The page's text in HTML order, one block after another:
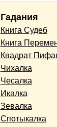
Гадания
Книга Судеб
Книга
Квадрат
Чихалка
Чесалка
Икалка
Зевалка
Спотыкалка